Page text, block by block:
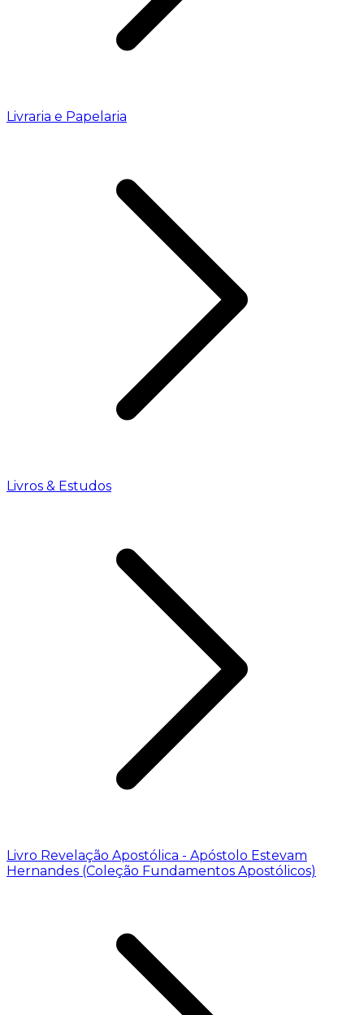
Livraria e Papelaria
Livros & Estudos
Livro Revelação Apostólica - Apóstolo Estevam
Hernandes (Coleção Fundamentos Apostólicos)